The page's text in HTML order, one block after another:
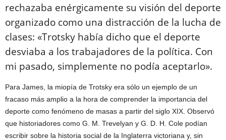
rechazaba enérgicamente su visión del deporte
organizado como una distracción de la lucha de
clases: «Trotsky había dicho que el deporte
desviaba a los trabajadores de la política. Con
mi pasado, simplemente no podía aceptarlo».
Para James, la miopía de Trotsky era sólo un ejemplo de un
fracaso más amplio a la hora de comprender la importancia del
deporte como fenómeno de masas a partir del siglo XIX. Observó
que historiadores como G. M. Trevelyan y G. D. H. Cole podían
escribir sobre la historia social de la Inglaterra victoriana y, sin